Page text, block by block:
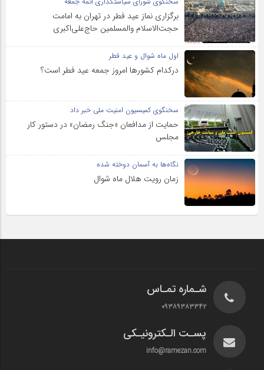
برگزاری نماز عید فطر در تهران به امامت
حجت‌الاسلام والمسلمین حاج‌علی‌اکبری
اول ماه شوال و عید فطر
درکدام کشورها امروز جمعه عید فطر است؟
سخنگوی کمیسیون امنیت ملی خبر داد
حمایت از مدافعان «جنگ رمضان» در دستور کار
مجلس
نگاه‌ها به آسمان دوخته شده
زمان رویت هلال ماه شوال
شـماره تمـاس
۰۹۳۸۹۳۸۳۳۴۲
پسـت الـکترونیـکی
info@ramezan.com